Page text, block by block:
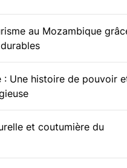
au Mozambique
: Une histoire de pouvoir
et coutumière du